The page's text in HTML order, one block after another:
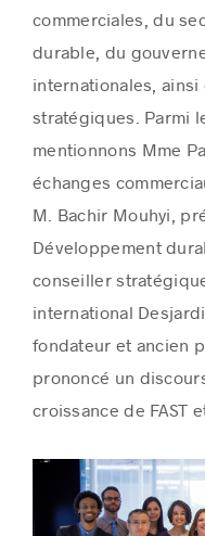
commerciales, du
durable, du
internationales, ainsi
stratégiques. Parmi
mentionnons Mme
échanges
M. Bachir Mouhyi,
Développement
conseiller
international
fondateur et ancien
prononcé un
croissance de FAST